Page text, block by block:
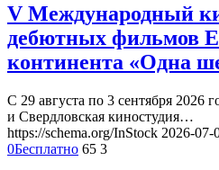
V Международный
дебютных фильмов
континента «Одна
С 29 августа по 3 сентября 2026
и Свердловская киностудия…
https://schema.org/InStock 2026-07-
0Бесплатно 65 3